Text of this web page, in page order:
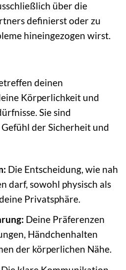
über die
definierst oder zu
hineingezogen wirst.
deinen
Körperlichkeit und
Sie sind
der Sicherheit und
Die Entscheidung, wie nah
darf, sowohl physisch als
Privatsphäre.
Deine Präferenzen
Händchenhalten
der körperlichen Nähe.